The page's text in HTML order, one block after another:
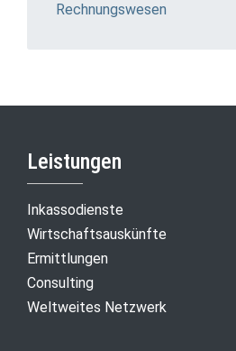
Rechnungswesen
Leistungen
Inkassodienste
Wirtschaftsauskünfte
Ermittlungen
Consulting
Weltweites Netzwerk